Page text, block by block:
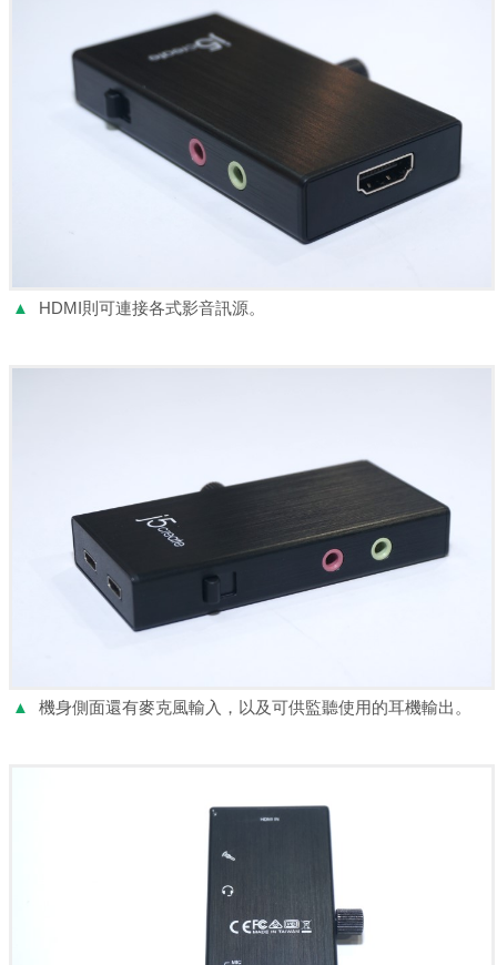
▲ HDMI則可連接各式影音訊源。
▲ 機身側面還有麥克風輸入，以及可供監聽使用的耳機輸出。